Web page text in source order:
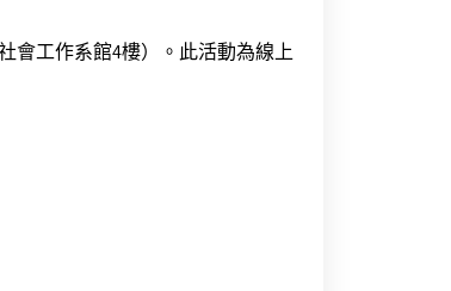
會工作系館4樓）。此活動為線上